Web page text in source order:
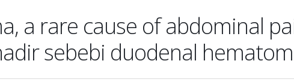
a rare cause of abdominal
sebebi duodenal